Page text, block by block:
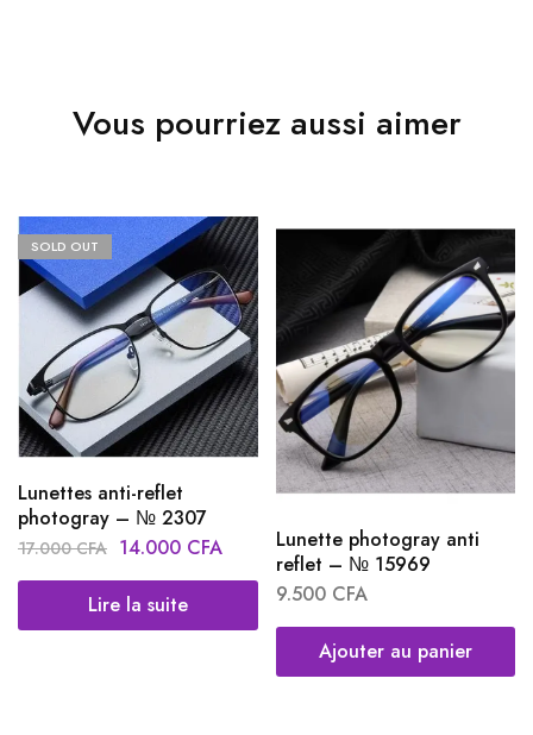
Vous pourriez aussi aimer
SOLD OUT
Lunettes anti-reflet
photogray – № 2307
17.000CFA 14.000 CFA
Lire la suite
Lunette photogray anti
reflet – № 15969
9.500 CFA
Ajouter au panier